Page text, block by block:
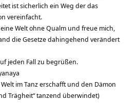
ist sicherlich ein Weg der das
vereinfacht.
Welt ohne Qualm und freue mich,
die Gesetze dahingehend verändert
jeden Fall zu begrüßen.
im Tanz erschafft und den Dämon
Trägheit“ tanzend überwindet)